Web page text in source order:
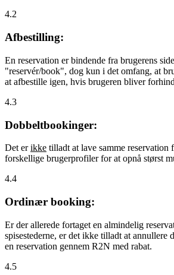
4.2
Afbestilling:
En reservation er bindende fra brugerens
"reservér/book", dog kun i det omfang, at
at afbestille igen, hvis brugeren bliver
4.3
Dobbeltbookinger:
Det erikke tilladt at lave samme reservation
forskellige brugerprofiler for at opnå størst
4.4
Ordinær booking:
Er der allerede fortaget en almindelig
spisestederne, er det ikke tilladt at annullere
en reservation gennem R2N med rabat.
4.5